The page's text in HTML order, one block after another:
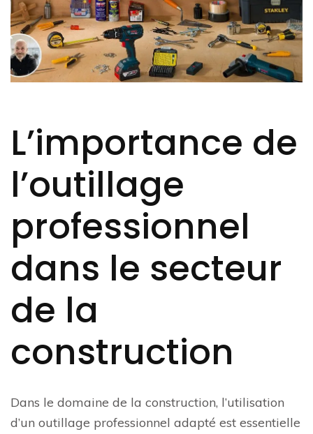
L’importance de
l’outillage
professionnel
dans le secteur
de la
construction
Dans le domaine de la construction, l’utilisation
d’un outillage professionnel adapté est essentielle